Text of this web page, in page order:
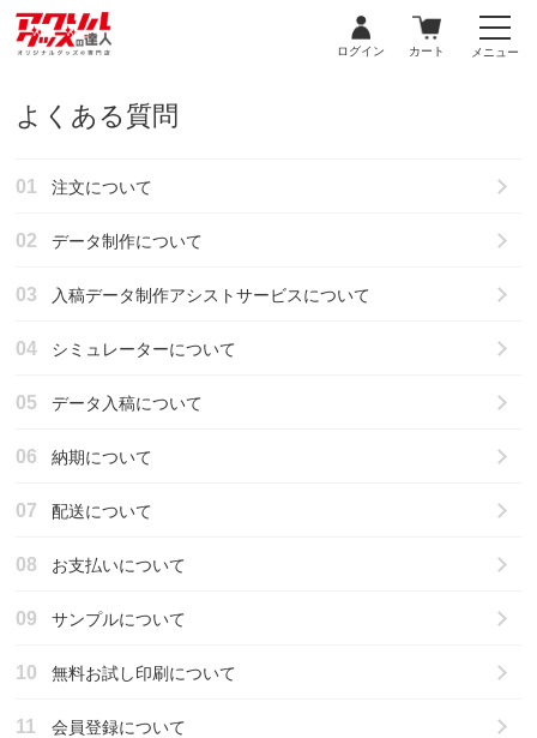
ログイン カート メニュー
よくある質問
注文について
データ制作について
入稿データ制作アシストサービスについて
シミュレーターについて
データ入稿について
納期について
配送について
お支払いについて
サンプルについて
無料お試し印刷について
会員登録について